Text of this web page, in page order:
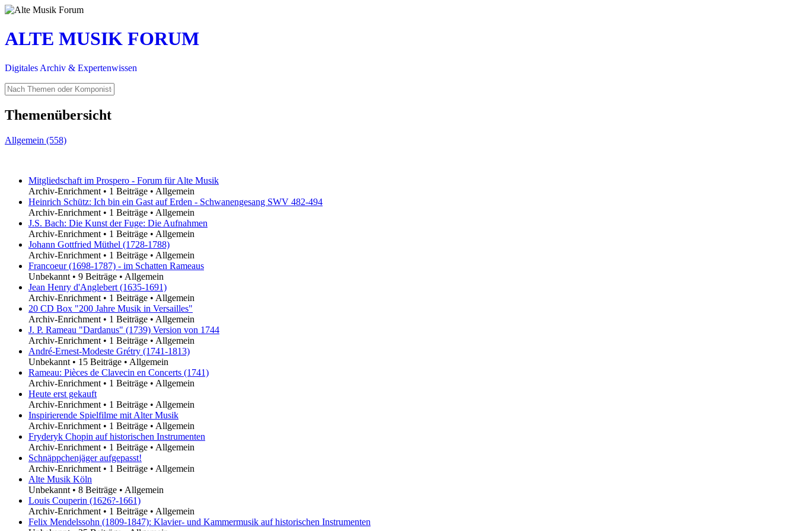
ALTE MUSIK FORUM
Digitales Archiv & Expertenwissen
Themenübersicht
Allgemein (558)
Mitgliedschaft im Prospero - Forum für Alte Musik
Archiv-Enrichment • 1 Beiträge • Allgemein
Heinrich Schütz: Ich bin ein Gast auf Erden - Schwanengesang SWV 482-494
Archiv-Enrichment • 1 Beiträge • Allgemein
J.S. Bach: Die Kunst der Fuge: Die Aufnahmen
Archiv-Enrichment • 1 Beiträge • Allgemein
Johann Gottfried Müthel (1728-1788)
Archiv-Enrichment • 1 Beiträge • Allgemein
Francoeur (1698-1787) - im Schatten Rameaus
Unbekannt • 9 Beiträge • Allgemein
Jean Henry d'Anglebert (1635-1691)
Archiv-Enrichment • 1 Beiträge • Allgemein
20 CD Box "200 Jahre Musik in Versailles"
Archiv-Enrichment • 1 Beiträge • Allgemein
J. P. Rameau "Dardanus" (1739) Version von 1744
Archiv-Enrichment • 1 Beiträge • Allgemein
André-Ernest-Modeste Grétry (1741-1813)
Unbekannt • 15 Beiträge • Allgemein
Rameau: Pièces de Clavecin en Concerts (1741)
Archiv-Enrichment • 1 Beiträge • Allgemein
Heute erst gekauft
Archiv-Enrichment • 1 Beiträge • Allgemein
Inspirierende Spielfilme mit Alter Musik
Archiv-Enrichment • 1 Beiträge • Allgemein
Fryderyk Chopin auf historischen Instrumenten
Archiv-Enrichment • 1 Beiträge • Allgemein
Schnäppchenjäger aufgepasst!
Archiv-Enrichment • 1 Beiträge • Allgemein
Alte Musik Köln
Unbekannt • 8 Beiträge • Allgemein
Louis Couperin (1626?-1661)
Archiv-Enrichment • 1 Beiträge • Allgemein
Felix Mendelssohn (1809-1847): Klavier- und Kammermusik auf historischen Instrumenten